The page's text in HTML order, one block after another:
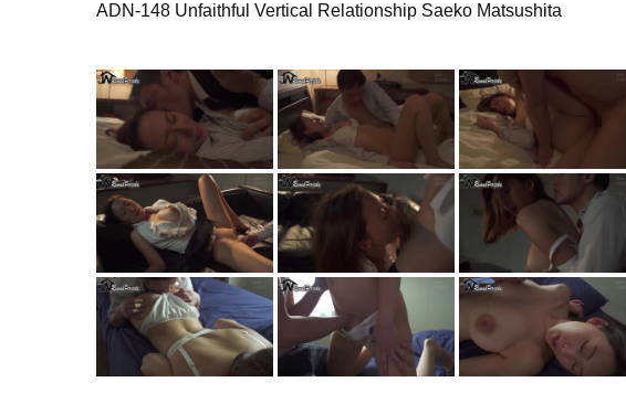
ADN-148 Unfaithful Vertical Relationship Saeko Matsushita